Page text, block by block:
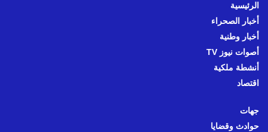
الرئيسية
أخبار الصحراء
أخبار وطنية
أصوات نيوز TV
أنشطة ملكية
اقتصاد
جهات
حوادث وقضايا